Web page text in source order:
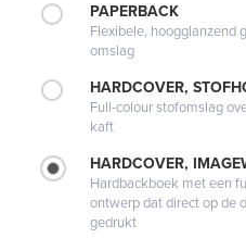
PAPERBACK
Flexibele, hoogglanzend
omslag
HARDCOVER,
Full-colour stofomslag
kaft
HARDCOVER,
Hardbackboek met een
ontwerp dat direct op de
gedrukt